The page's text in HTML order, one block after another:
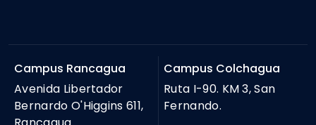
Campus Rancagua
Avenida Libertador
Bernardo O'Higgins 611,
Campus Colchagua
Ruta I-90. KM 3, San
Fernando.